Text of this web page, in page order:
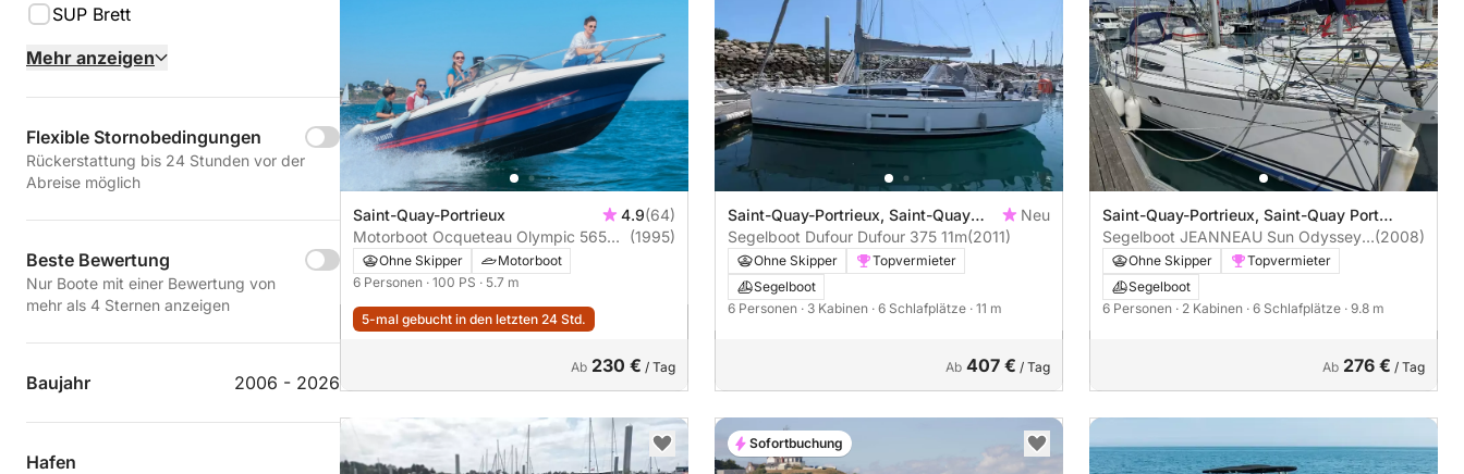
SUP Brett
Mehr anzeigen
Flexible Stornobedingungen
Rückerstattung bis 24 Stunden vor der
Abreise möglich
Beste Bewertung
Nur Boote mit einer Bewertung von
mehr als 4 Sternen anzeigen
Baujahr 2006 - 2026
Hafen
Saint-Quay-Portrieux 4.9(64)
Motorboot Ocqueteau Olympic 565
100PS
(1995)
Ohne Skipper
Motorboot
6 Personen · 100 PS · 5.7 m
5-mal gebucht in den letzten 24 Std.
Ab 230 € / Tag
Saint-Quay-Portrieux, Saint-Quay
Port d'Armor
Neu
Segelboot Dufour Dufour 375 11m(2011)
Ohne Skipper
Topvermieter
Segelboot
6 Personen · 3 Kabinen · 6 Schlafplätze · 11 m
Ab 407 € / Tag
Saint-Quay-Portrieux, Saint-Quay Port
d'Armor
Segelboot JEANNEAU Sun Odyssey
32 i 10m
(2008)
Ohne Skipper
Topvermieter
Segelboot
6 Personen · 2 Kabinen · 6 Schlafplätze · 9.8 m
Ab 276 € / Tag
Sofortbuchung